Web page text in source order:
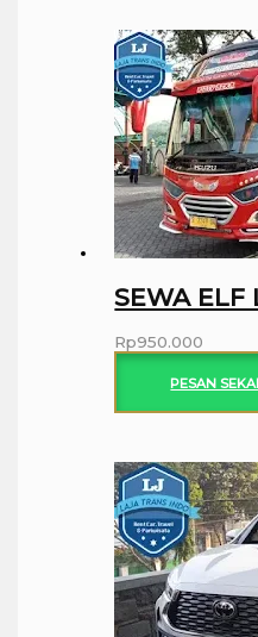
SEWA ELF
Rp950.000
PESAN